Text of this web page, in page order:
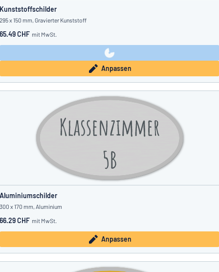
Kunststoffschilder
295 x 150 mm, Gravierter Kunststoff
65.49 CHF mit MwSt.
Anpassen
Aluminiumschilder
300 x 170 mm, Aluminium
66.29 CHF mit MwSt.
Anpassen